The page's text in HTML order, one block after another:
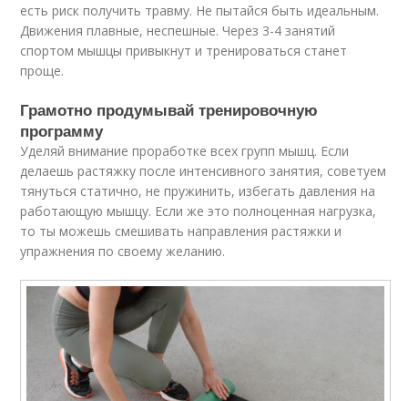
есть риск получить травму. Не пытайся быть идеальным.
Движения плавные, неспешные. Через 3-4 занятий
спортом мышцы привыкнут и тренироваться станет
проще.
Грамотно продумывай тренировочную
программу
Уделяй внимание проработке всех групп мышц. Если
делаешь растяжку после интенсивного занятия, советуем
тянуться статично, не пружинить, избегать давления на
работающую мышцу. Если же это полноценная нагрузка,
то ты можешь смешивать направления растяжки и
упражнения по своему желанию.